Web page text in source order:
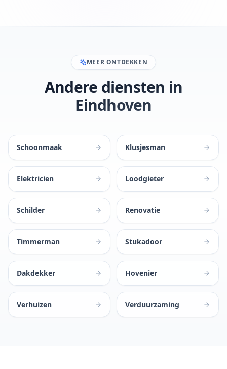
MEER ONTDEKKEN
Andere diensten in
Eindhoven
Schoonmaak Klusjesman
Elektricien Loodgieter
Schilder Renovatie
Timmerman Stukadoor
Dakdekker Hovenier
Verhuizen Verduurzaming